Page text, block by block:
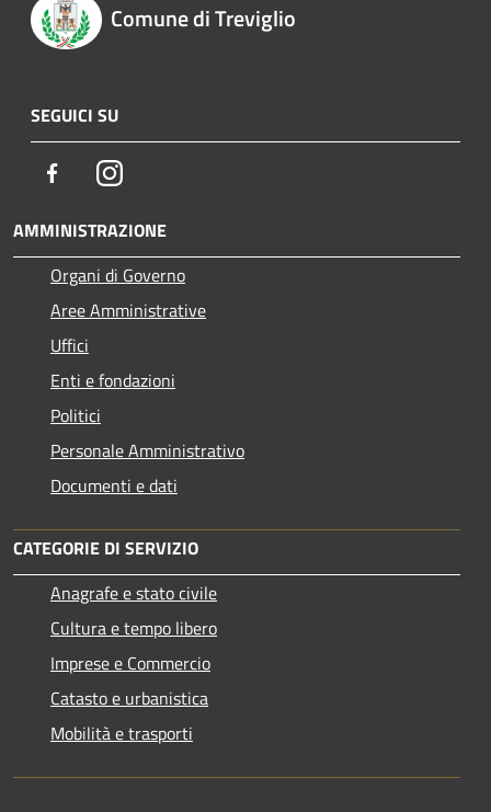
Comune di Treviglio
SEGUICI SU
FacebookInstagram
AMMINISTRAZIONE
Organi di Governo
Aree Amministrative
Uffici
Enti e fondazioni
Politici
Personale Amministrativo
Documenti e dati
CATEGORIE DI SERVIZIO
Anagrafe e stato civile
Cultura e tempo libero
Imprese e Commercio
Catasto e urbanistica
Mobilità e trasporti